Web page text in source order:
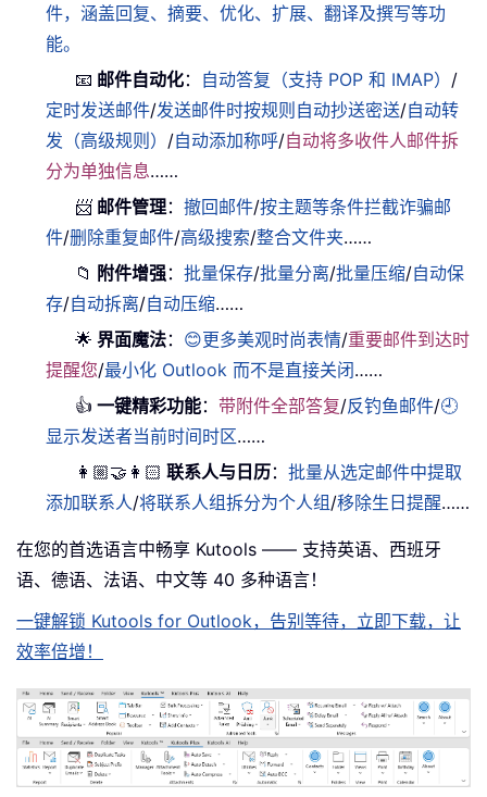
件，涵盖回复、摘要、优化、扩展、翻译及撰写等功
能。
📧 邮件自动化： 自动答复（支持 POP 和 IMAP） /
定时发送邮件/发送邮件时按规则自动抄送密送/自动转
发（高级规则） /自动添加称呼/自动将多收件人邮件拆
分为单独信息……
📨 邮件管理：撤回邮件/按主题等条件拦截诈骗邮
件/删除重复邮件/高级搜索/整合文件夹……
📁 附件增强：批量保存/批量分离/批量压缩/自动保
存/自动拆离/自动压缩……
🌟 界面魔法： 😊更多美观时尚表情/重要邮件到达时
提醒您/最小化 Outlook 而不是直接关闭……
👍 一键精彩功能：带附件全部答复/反钓鱼邮件/🕘
显示发送者当前时间时区……
👩🏼‍🤝‍👩🏻 联系人与日历：批量从选定邮件中提取
添加联系人/将联系人组拆分为个人组/移除生日提醒……
在您的首选语言中畅享 Kutools —— 支持英语、西班牙
语、德语、法语、中文等 40 多种语言！
一键解锁 Kutools for Outlook，告别等待，立即下载，让
效率倍增！